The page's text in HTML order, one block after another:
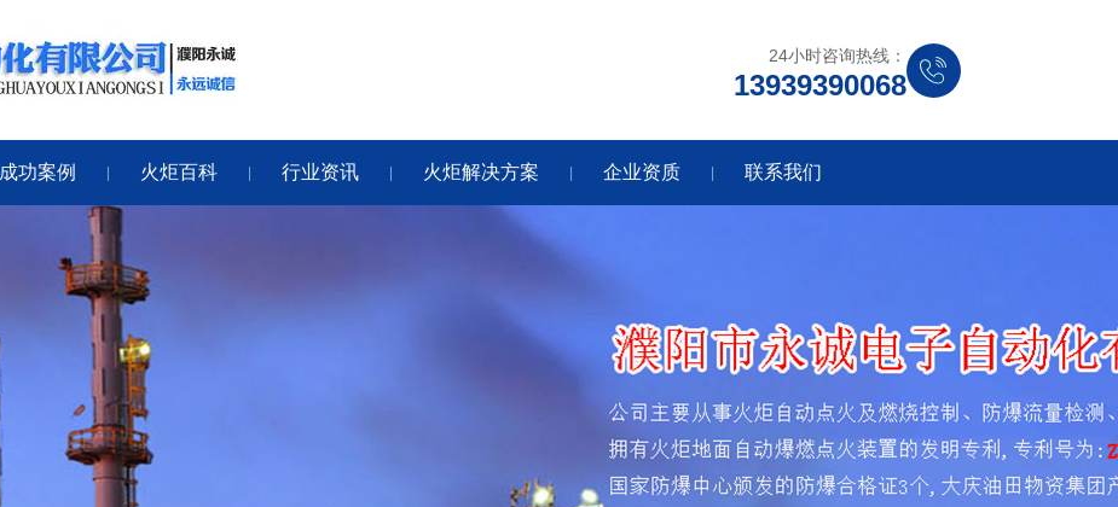
24小时咨询热线：
13939390068
成功案例 | 火炬百科 | 行业资讯 | 火炬解决方案 | 企业资质 | 联系我们